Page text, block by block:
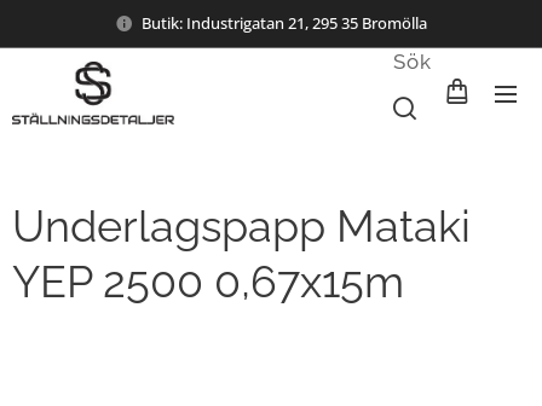
Butik: Industrigatan 21, 295 35 Bromölla
Sök
Underlagspapp Mataki
YEP 2500 0,67x15m